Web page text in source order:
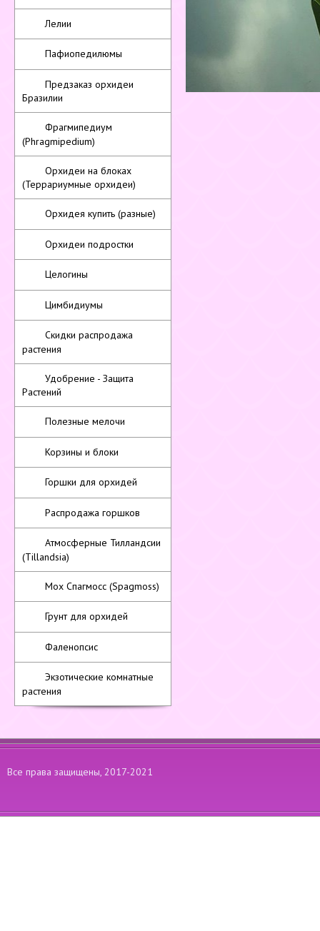
Лелии
Пафиопедилюмы
Предзаказ орхидеи
Бразилии
Фрагмипедиум
(Phragmipedium)
Орхидеи на блоках
(Террариумные орхидеи)
Орхидея купить (разные)
Орхидеи подростки
Целогины
Цимбидиумы
Скидки распродажа
растения
Удобрение - Защита
Растений
Полезные мелочи
Корзины и блоки
Горшки для орхидей
Распродажа горшков
Атмосферные Тилландсии
(Tillandsia)
Мох Спагмосс (Spagmoss)
Грунт для орхидей
Фаленопсис
Экзотические комнатные
растения
Все права защищены, 2017-2021